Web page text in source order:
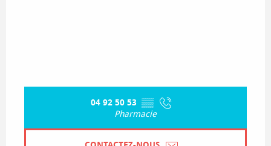
04 92 50 53 ▒▒
Pharmacie